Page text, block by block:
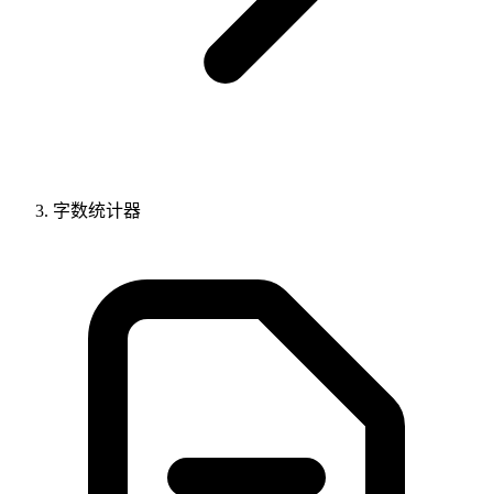
字数统计器